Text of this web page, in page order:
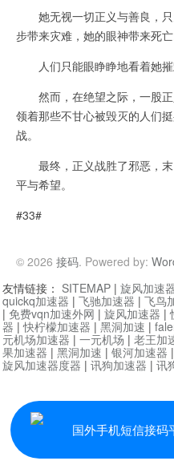
她无视一切正义与善良，只
步带来灾难，她的眼神带来死亡
人们只能眼睁睁地看着她摧
然而，在绝望之际，一股正
领着那些不甘心被毁灭的人们
战。
最终，正义战胜了邪恶，末
平与希望。
#33#
© 2026 接码. Powered by:
国外手机短信接码
友情链接： SITEMAP | 旋风加速
quickq加速器 | 飞驰加速器 | 飞鸟
| 免费vqn加速外网 | 旋风加速器 |
器 |快柠檬加速器 | 黑洞加速 |
元机场加速器 | 一元机场 | 老王加
果加速器 | 黑洞加速 | 银河加速器 |
旋风加速器度器 | 讯狗加速器 | 讯